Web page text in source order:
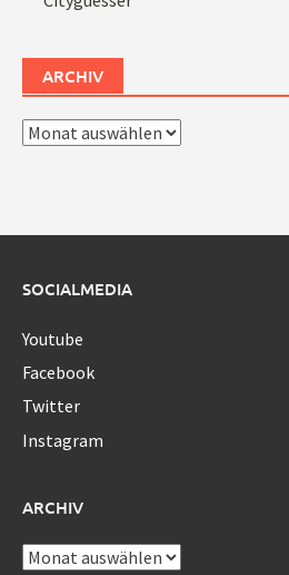
ARCHIV
Archiv
SOCIALMEDIA
Youtube
Facebook
Twitter
Instagram
ARCHIV
Archiv